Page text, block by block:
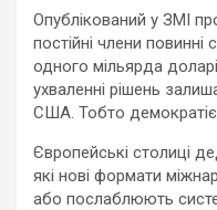
Опублікований у ЗМІ
постійні члени повинні
одного мільярда
ухваленні рішень
США. Тобто
Європейські столиці
які нові формати
або послаблюють